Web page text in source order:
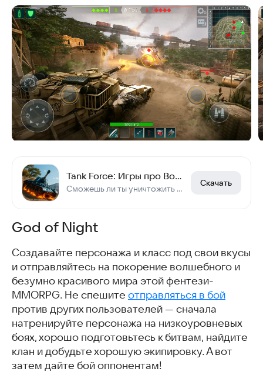
Tank Force: Игры про Военные Танки по сети MMO
Сможешь ли ты уничтожить врагов уже сейчас, тогда присоединяйся в танковый мир!
Скачать
God of Night
Создавайте персонажа и класс под свои вкусы
и отправляйтесь на покорение волшебного и
безумно красивого мира этой фентези-
MMORPG. Не спешите отправляться в бой
против других пользователей — сначала
натренируйте персонажа на низкоуровневых
боях, хорошо подготовьтесь к битвам, найдите
клан и добудьте хорошую экипировку. А вот
затем дайте бой оппонентам!